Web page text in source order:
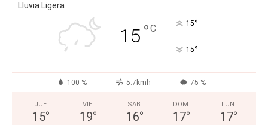
Lluvia Ligera
15 °C 15°
15°
100 % 5.7kmh 75 %
JUE
15°
VIE
19°
SAB
16°
DOM
17°
LUN
17°